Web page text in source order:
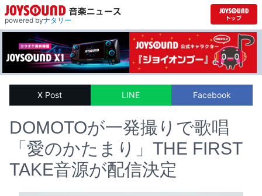
powered byナタリー
X Post LINE Facebook
DOMOTOが一発撮りで歌唱
「愛のかたまり」THE FIRST
TAKE音源が配信決定